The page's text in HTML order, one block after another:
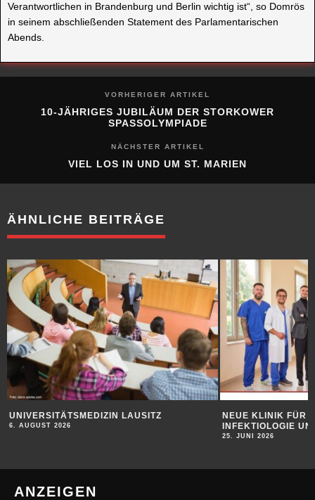
Verantwortlichen in Brandenburg und Berlin wichtig ist“, so Domrös
in seinem abschließenden Statement des Parlamentarischen
Abends.
VORHERIGER ARTIKEL
10-JÄHRIGES JUBILÄUM DER STORKOWER
SPASSOLYMPIADE
NÄCHSTER ARTIKEL
VIEL LOS IN UND UM ST. MARIEN
ÄHNLICHE BEITRÄGE
UNIVERSITÄTSMEDIZIN LAUSITZ
6. AUGUST 2026
NEUE KLINIK FÜR
INFEKTIOLOGIE
25. JUNI 2026
ANZEIGEN